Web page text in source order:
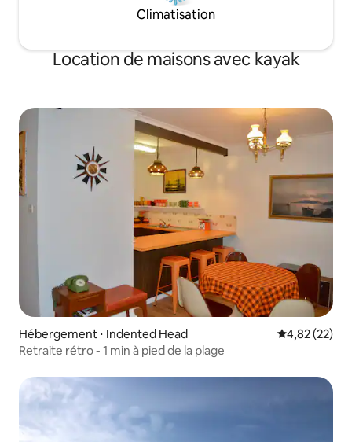
Climatisation
Location de maisons avec kayak
Hébergement ⋅ Indented Head Évaluation
4,82 (22)
Retraite rétro - 1 min à pied de la plage